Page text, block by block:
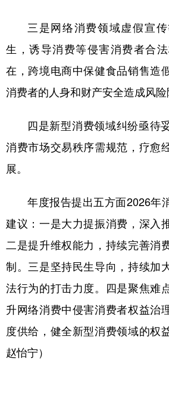
English Español
Русский язык 日
Deutsch Português
三是网络消费领域虚假宣
生，诱导消费等侵害消费者合
在，跨境电商中保健食品销售造
消费者的人身和财产安全造成风险
四是新型消费领域纠纷亟待
消费市场交易秩序需规范，疗愈
展。
年度报告提出五方面2026年
建议：一是大力提振消费，深入
二是提升维权能力，持续完善消
制。三是坚持民生导向，持续加
法行为的打击力度。四是聚焦难
升网络消费中侵害消费者权益治
度供给，健全新型消费领域的权
赵怡宁）